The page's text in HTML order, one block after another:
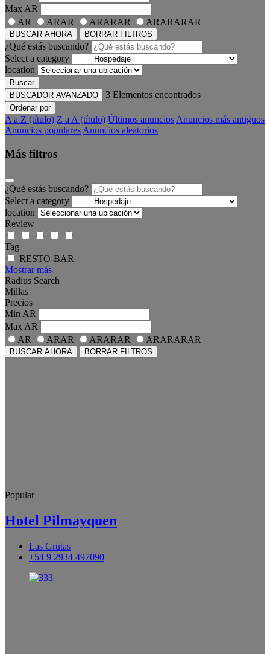
Max AR
AR
ARAR ARARAR ARARARAR
BUSCAR AHORA BORRAR FILTROS
¿Qué estás buscando?
Select a category
location
Buscar
BUSCADOR AVANZADO
3 Elementos encontrados
Ordenar por
A a Z (título) Z a A (título) Últimos anuncios Anuncios más antiguos
Anuncios populares Anuncios aleatorios
Más filtros
¿Qué estás buscando?
Select a category
location
Review
Tag
RESTO-BAR
Mostrar más
Radius Search
Millas
Precios
Min AR
Max AR
AR
ARAR ARARAR ARARARAR
BUSCAR AHORA BORRAR FILTROS
Popular
Hotel Pilmayquen
Las Grutas
+54 9 2934 497090